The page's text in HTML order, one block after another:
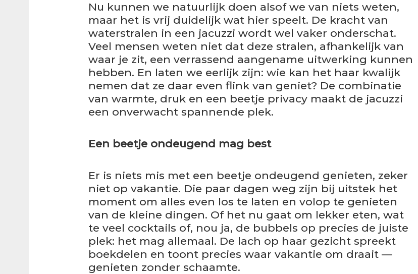
Nu kunnen we natuurlijk doen alsof we van niets weten,
maar het is vrij duidelijk wat hier speelt. De kracht van
waterstralen in een jacuzzi wordt wel vaker onderschat.
Veel mensen weten niet dat deze stralen, afhankelijk van
waar je zit, een verrassend aangename uitwerking kunnen
hebben. En laten we eerlijk zijn: wie kan het haar kwalijk
nemen dat ze daar even flink van geniet? De combinatie
van warmte, druk en een beetje privacy maakt de jacuzzi
een onverwacht spannende plek.
Een beetje ondeugend mag best
Er is niets mis met een beetje ondeugend genieten, zeker
niet op vakantie. Die paar dagen weg zijn bij uitstek het
moment om alles even los te laten en volop te genieten
van de kleine dingen. Of het nu gaat om lekker eten, wat
te veel cocktails of, nou ja, de bubbels op precies de juiste
plek: het mag allemaal. De lach op haar gezicht spreekt
boekdelen en toont precies waar vakantie om draait —
genieten zonder schaamte.